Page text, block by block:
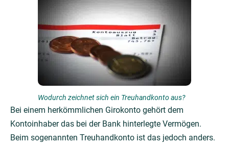
Wodurch zeichnet sich ein Treuhandkonto aus?
Bei einem herkömmlichen Girokonto gehört dem
Kontoinhaber das bei der Bank hinterlegte Vermögen.
Beim sogenannten Treuhandkonto ist das jedoch anders.